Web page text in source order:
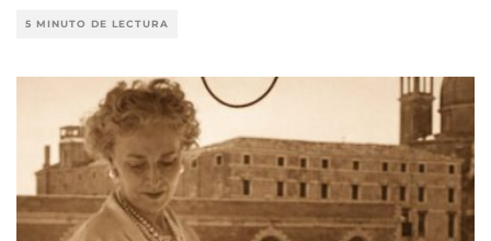
5 MINUTO DE LECTURA